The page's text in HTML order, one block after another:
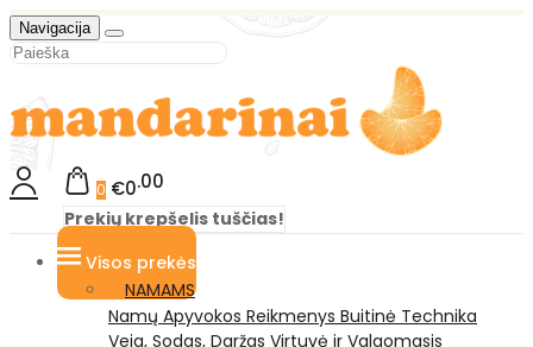
Navigacija
0 €0 00
Prekių krepšelis tuščias!
Visos prekės
NAMAMS
Namų Apyvokos Reikmenys Buitinė Technika
Veja, Sodas, Daržas Virtuvė ir Valgomasis